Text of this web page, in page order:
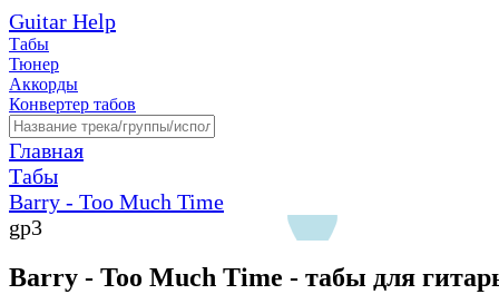
Guitar Help
Табы
Тюнер
Аккорды
Конвертер табов
Главная
Табы
Barry - Too Much Time
gp3
Barry - Too Much Time - табы для